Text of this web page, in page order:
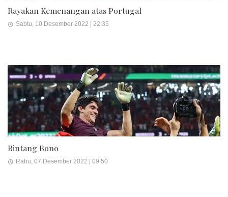
Rayakan Kemenangan atas Portugal
Sabtu, 10 Desember 2022 | 22:35
Bintang Bono
Rabu, 07 Desember 2022 | 09:50